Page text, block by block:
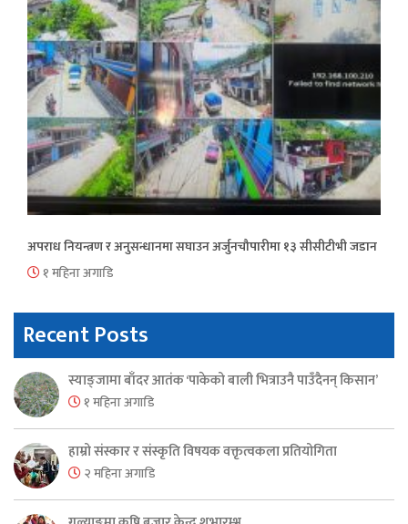
अपराध नियन्त्रण र अनुसन्धानमा सघाउन अर्जुनचौपारीमा १३ सीसीटीभी जडान
१ महिना अगाडि
Recent Posts
स्याङ्जामा बाँदर आतंक ‘पाकेको बाली भित्राउनै पाउँदैनन् किसान’
१ महिना अगाडि
हाम्रो संस्कार र संस्कृति विषयक वक्तृत्वकला प्रतियोगिता
२ महिना अगाडि